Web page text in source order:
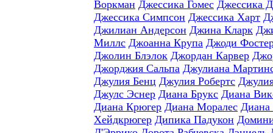
Воркман Джессика Гомес Джессика
Джессика Симпсон Джессика Харт
Джилиан Андерсон Джина Кларк
Миллс Джоанна Крупа Джоди
Джолин Блэлок Джордан Карвер
Джорджия Сальпа Джулиана
Джулия Бенц Джулия Робертс
Джулс Эснер Диана Брукс Диана
Диана Крюгер Диана Моралес Диана
Хейдкрюгер Дипика Падукон